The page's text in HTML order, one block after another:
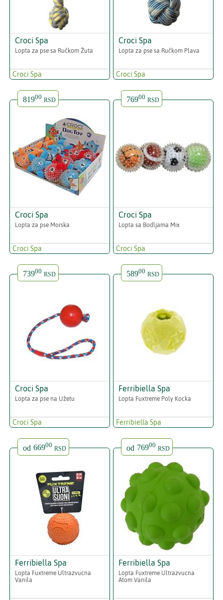
Croci Spa
Lopta za pse sa Ručkom Žuta
Croci Spa
Croci Spa
Lopta za pse sa Ručkom Plava
Croci Spa
81900 RSD
Croci Spa
Lopta za pse Morska
Croci Spa
76900 RSD
Croci Spa
Lopta sa Bodljama Mix
Croci Spa
73900 RSD
Croci Spa
Lopta za pse na Užetu
Croci Spa
58900 RSD
Ferribiella Spa
Lopta Fuxtreme Poly Kocka
Ferribiella Spa
od 66900 RSD
Ferribiella Spa
Lopta Fuxtreme Ultrazvucna
Vanila
od 76900 RSD
Ferribiella Spa
Lopta Fuxtreme Ultrazvucna
Atom Vanila